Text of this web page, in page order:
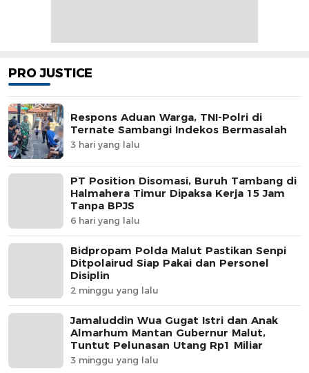
PRO JUSTICE
Respons Aduan Warga, TNI-Polri di
Ternate Sambangi Indekos Bermasalah
3 hari yang lalu
PT Position Disomasi, Buruh Tambang di
Halmahera Timur Dipaksa Kerja 15 Jam
Tanpa BPJS
6 hari yang lalu
Bidpropam Polda Malut Pastikan Senpi
Ditpolairud Siap Pakai dan Personel
Disiplin
2 minggu yang lalu
Jamaluddin Wua Gugat Istri dan Anak
Almarhum Mantan Gubernur Malut,
Tuntut Pelunasan Utang Rp1 Miliar
3 minggu yang lalu